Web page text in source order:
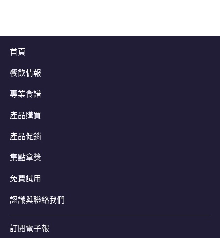
首頁
餐飲情報
專業食譜
產品購買
產品促銷
集點拿獎
免費試用
認識與聯絡我們
訂閱電子報